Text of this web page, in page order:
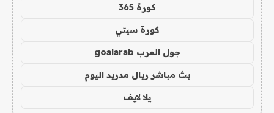
كورة 365
كورة سيتي
جول العرب goalarab
بث مباشر ريال مدريد اليوم
يلا لايف